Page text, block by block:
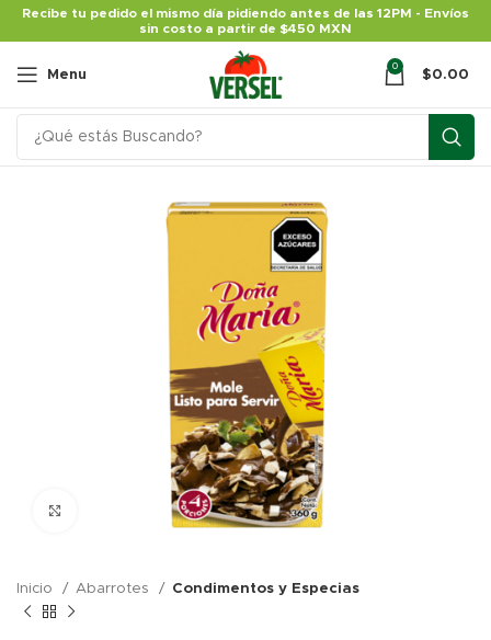
Recibe tu pedido el mismo día pidiendo antes de las 12PM - Envíos
sin costo a partir de $450 MXN
Menu
0
$0.00
Click para agrandar
Inicio Abarrotes Condimentos y Especias